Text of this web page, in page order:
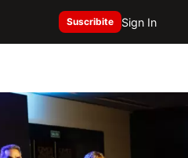
Suscribite Sign In